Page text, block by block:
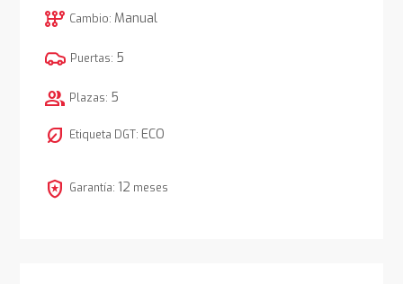
auto_transmission Cambio: Manual
Puertas: 5
group Plazas: 5
nest_eco_leaf Etiqueta DGT: ECO
local_police Garantía: 12 meses